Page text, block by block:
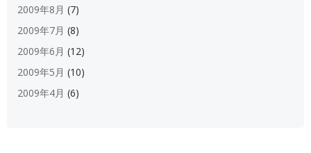
2009年8月 (7)
2009年7月 (8)
2009年6月 (12)
2009年5月 (10)
2009年4月 (6)